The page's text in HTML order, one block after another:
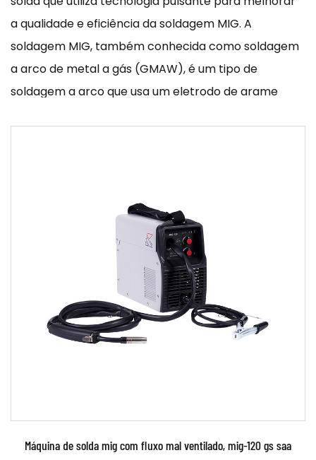
a qualidade e eficiência da soldagem MIG. A
soldagem MIG, também conhecida como soldagem
a arco de metal a gás (GMAW), é um tipo de
soldagem a arco que usa um eletrodo de arame
corrente de alta frequência para ligar e desligar o
eletrodo de arame à medida que ele é alimentado
pela pistola de soldagem. Isto permite ao soldador
controlar o calor e o arco com mais precisão, o que
pode melhorar a qualidade da solda e reduzir a
quantidade de respingos e fumaça produzidos
durante o processo de soldagem.
soldadores MIG devido à sua capacidade de produzir
Máquina de solda mig com fluxo mal ventilado, mig-120 gs saa